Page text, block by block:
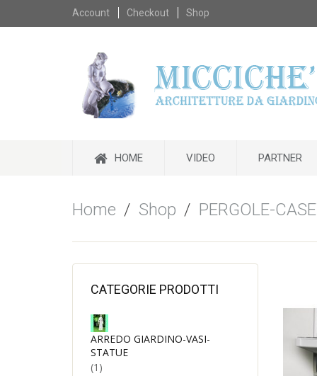
Skip
Account Checkout Shop
HOME VIDEO PARTNER
Home / Shop / PERGOLE-
CATEGORIE PRODOTTI
ARREDO GIARDINO-VASI-
STATUE
(1)